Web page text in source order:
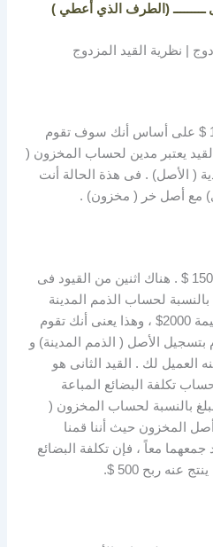
| نظرية القيد المزدوج
قمت بشراء بضائع بقيمة 1000 $ على أساس أنك سوف تقوم
يعتبر مدين لحساب المخزون (
( الأصل) . فى هذة الحالة أنت
مع أصل خر ( مخزون) .
تقوم ببيع البضائع فى مقابل 1500 $ . هناك اثنين من القيود فى
لحساب الذمم المدينة
بقيمة 1500 $ ، والأخر دائن بقيمة 2000$ ، وهذا يعنى أنك تقوم
بتسجيل الأصل ( الذمم المدينة) و
العميل لك . القيد الثانى هو
بالنسبة لحساب تكلفة البضائع المباعة
بالنسبة لحساب المخزون (
المخزون حيث أننا قمنا
معاً ، فإن تكلفة البضائع